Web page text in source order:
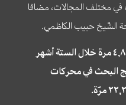
مختلف المجالات، مضافا
الشّيخ حبيب الكاظمي.
تمّت زيارة موقع سراج ٤,٨٠٠,٠٠٠ مرة خلال الستة أشهر
البحث في محركات